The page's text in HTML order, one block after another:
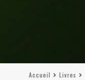
Accueil Livres